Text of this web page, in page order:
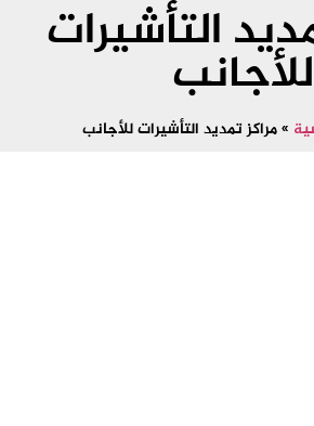
التأشيرات
للأجانب
»مراكز تمديد التأشيرات للأجانب